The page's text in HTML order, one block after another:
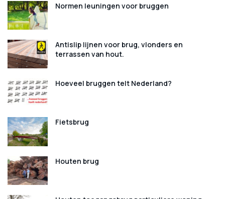
Normen leuningen voor bruggen
Antislip lijnen voor brug, vlonders en
terrassen van hout.
Hoeveel bruggen telt Nederland?
Fietsbrug
Houten brug